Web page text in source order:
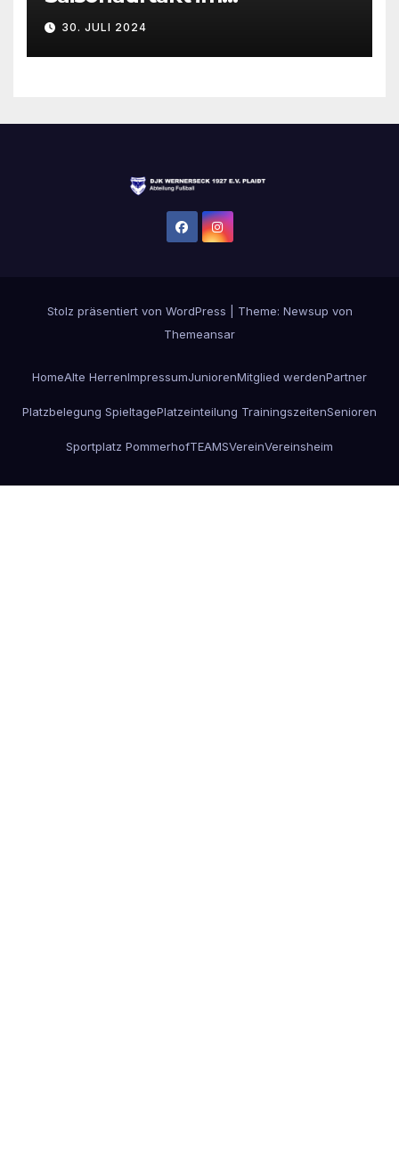
Rheinlandpokal gefordert
30. JULI 2024
Stolz präsentiert von WordPress Theme: Newsup von
Themeansar
HomeAlte HerrenImpressumJuniorenMitglied werdenPartner
Platzbelegung SpieltagePlatzeinteilung TrainingszeitenSenioren
Sportplatz PommerhofTEAMSVereinVereinsheim